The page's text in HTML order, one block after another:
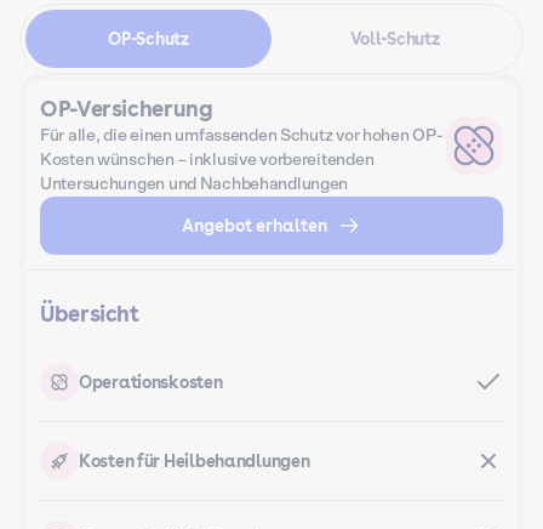
OP-Schutz Voll-Schutz
OP-Versicherung
Für alle, die einen umfassenden Schutz vor hohen OP-
Kosten wünschen – inklusive vorbereitenden
Untersuchungen und Nachbehandlungen
Angebot erhalten
Übersicht
Operationskosten
Kosten für Heilbehandlungen